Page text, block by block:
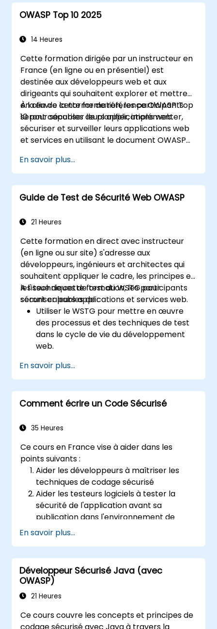
OWASP Top 10 2025
14 Heures
Cette formation dirigée par un instructeur en
France (en ligne ou en présentiel) est
destinée aux développeurs web et aux
dirigeants qui souhaitent explorer et mettre
en œuvre la norme de référence OWASP Top
10 pour sécuriser leurs applications web.
À la fin de cette formation, les participants
seront capables de planifier, implémenter,
sécuriser et surveiller leurs applications web
et services en utilisant le document OWASP
En savoir plus...
Guide de Test de Sécurité Web OWASP
21 Heures
Cette formation en direct avec instructeur
(en ligne ou sur site) s'adresse aux
développeurs, ingénieurs et architectes qui
souhaitent appliquer le cadre, les principes et
les techniques de test du WSTG pour
sécuriser leurs applications et services web.
A l'issue de cette formation, les participants
seront capables de :
Utiliser le WSTG pour mettre en œuvre
des processus et des techniques de test
dans le cycle de vie du développement
web.
pour personnaliser le cadre du WSTG en
fonction des besoins de l'entreprise.
Exécuter diverses méthodes de test de
sécurité pour protéger les applications
Créer un rapport d'évaluation pour
résultats des tests de sécurité.
En savoir plus...
Comment écrire un Code Sécurisé
35 Heures
Ce cours en France vise à aider dans les
points suivants :
Aider les développeurs à maîtriser les
techniques de codage sécurisé
Aider les testeurs logiciels à tester la
sécurité de l'application avant sa
publication dans l'environnement de
production
Aider les architectes logiciels à
Aider les chefs d'équipe à fixer les lignes
directrices de sécurité pour les
développeurs
Aider les webmasters à configurer les
serveurs pour éviter les mauvaises
En savoir plus...
Développeur Sécurisé Java (avec
OWASP)
21 Heures
Ce cours couvre les concepts et principes de
codage sécurisé avec Java à travers la